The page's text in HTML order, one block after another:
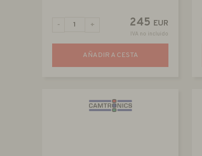
245 EUR
IVA no incluido
- +
AÑADIR A CESTA